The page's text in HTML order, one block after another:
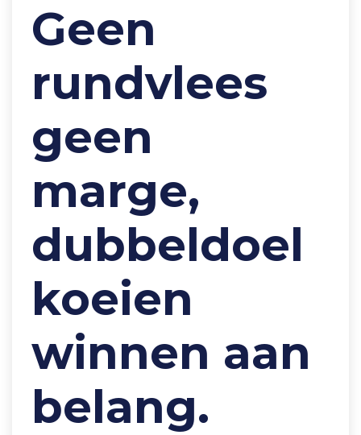
Geen
rundvlees
geen
marge,
dubbeldoel
koeien
winnen aan
belang.